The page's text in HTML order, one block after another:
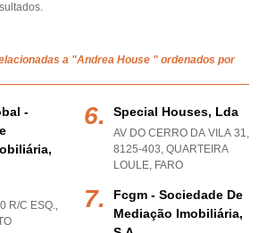
a "Andrea House " ordenados por
-
R/C ESQ.,
Special Houses, Lda
AV DO CERRO DA VILA 31,
8125-403, QUARTEIRA
LOULE, FARO
Fcgm - Sociedade De
Mediação Imobiliária,